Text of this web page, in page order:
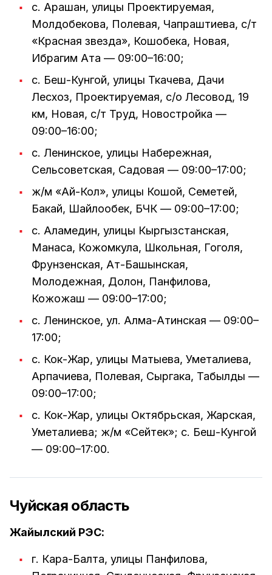
с. Арашан, улицы Проектируемая,
Молдобекова, Полевая, Чапраштиева, с/т
«Красная звезда», Кошобека, Новая,
Ибрагим Ата — 09:00–16:00;
с. Беш-Кунгой, улицы Ткачева, Дачи
Лесхоз, Проектируемая, с/о Лесовод, 19
км, Новая, с/т Труд, Новостройка —
09:00–16:00;
с. Ленинское, улицы Набережная,
Сельсоветская, Садовая — 09:00–17:00;
ж/м «Ай-Кол», улицы Кошой, Семетей,
Бакай, Шайлообек, БЧК — 09:00–17:00;
с. Аламедин, улицы Кыргызстанская,
Манаса, Кожомкула, Школьная, Гоголя,
Фрунзенская, Ат-Башынская,
Молодежная, Долон, Панфилова,
Кожожаш — 09:00–17:00;
с. Ленинское, ул. Алма-Атинская — 09:00–
17:00;
с. Кок-Жар, улицы Матыева, Уметалиева,
Арпачиева, Полевая, Сыргака, Табылды —
09:00–17:00;
с. Кок-Жар, улицы Октябрьская, Жарская,
Уметалиева; ж/м «Сейтек»; с. Беш-Кунгой
— 09:00–17:00.
Чуйская область
Жайылский РЭС:
г. Кара-Балта, улицы Панфилова,